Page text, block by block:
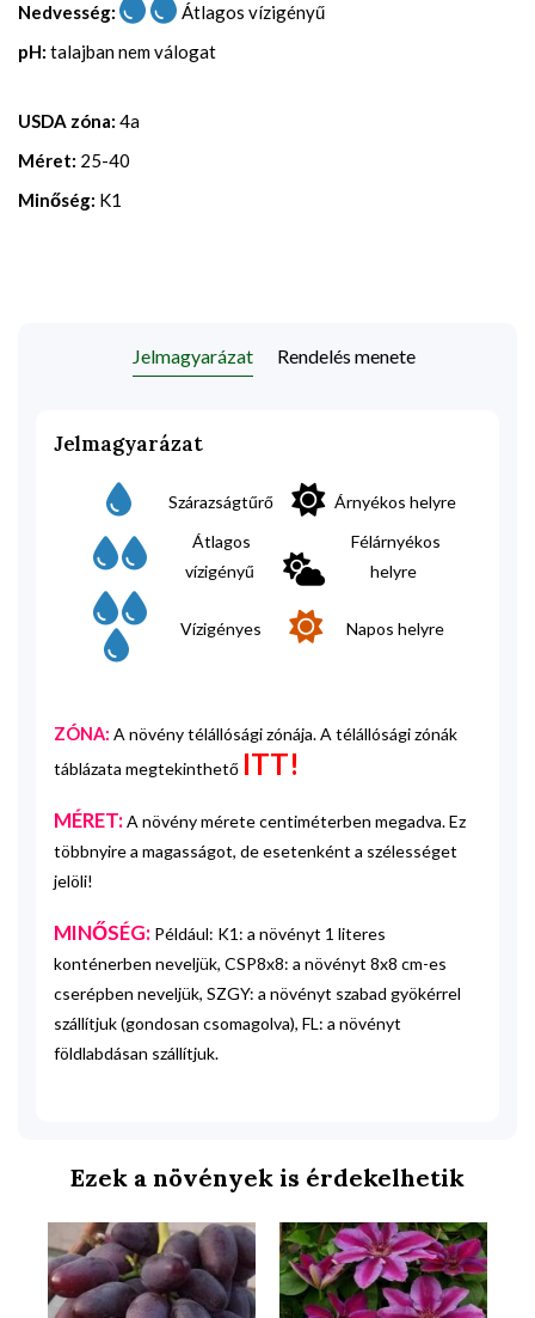
Nedvesség:
Átlagos vízigényű
pH: talajban nem válogat
USDA zóna: 4a
Méret: 25-40
Minőség: K1
Jelmagyarázat Rendelés menete
Jelmagyarázat
Szárazságtűrő
Árnyékos helyre
Átlagos
vízigényű
Félárnyékos
helyre
Vízigényes Napos helyre
ZÓNA: A növény télállósági zónája. A télállósági zónák
táblázata megtekinthető ITT!
MÉRET:A növény mérete centiméterben megadva. Ez
többnyire a magasságot, de esetenként a szélességet
jelöli!
MINŐSÉG: Például: K1: a növényt 1 literes
konténerben neveljük, CSP8x8: a növényt 8x8 cm-es
cserépben neveljük, SZGY: a növényt szabad gyökérrel
szállítjuk (gondosan csomagolva), FL: a növényt
földlabdásan szállítjuk.
Ezek a növények is érdekelhetik